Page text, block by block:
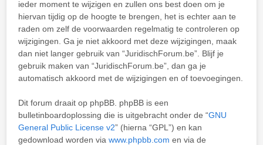
ieder moment te wijzigen en zullen ons best doen om je
hiervan tijdig op de hoogte te brengen, het is echter aan te
raden om zelf de voorwaarden regelmatig te controleren op
wijzigingen. Ga je niet akkoord met deze wijzigingen, maak
dan niet langer gebruik van “JuridischForum.be”. Blijf je
gebruik maken van “JuridischForum.be”, dan ga je
automatisch akkoord met de wijzigingen en of toevoegingen.
Dit forum draait op phpBB. phpBB is een
bulletinboardoplossing die is uitgebracht onder de “GNU
General Public License v2” (hierna “GPL”) en kan
gedownload worden via www.phpbb.com en via de